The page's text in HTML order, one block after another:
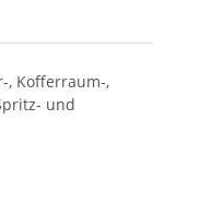
, Kofferraum-,
und